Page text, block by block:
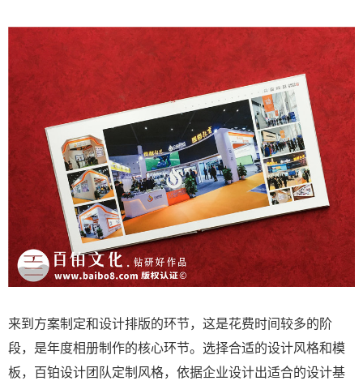
来到方案制定和设计排版的环节，这是花费时间较多的阶
段，是年度相册制作的核心环节。选择合适的设计风格和模
板，百铂设计团队定制风格，依据企业设计出适合的设计基